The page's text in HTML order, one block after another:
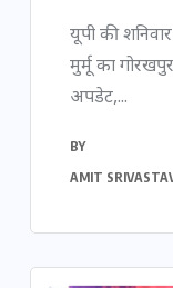
यूपी की
मुर्मू का
अपडेट,...
BY
AMIT